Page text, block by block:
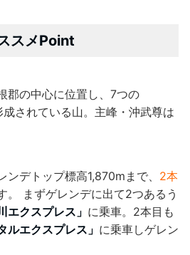
スメPoint
郡の中心に位置し、7つの
されている山。主峰・沖武尊は
デトップ標高1,870mまで、 2本
。 まずゲレンデに出て2つあるう
エクスプレス」 に乗車。2本目も
ルエクスプレス」 に乗車しゲレン